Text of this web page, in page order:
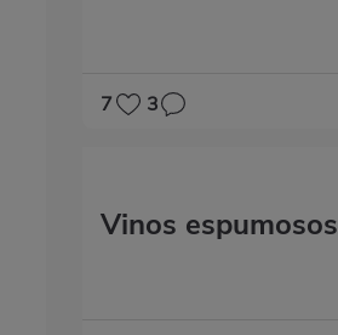
7 3
Vinos espumosos